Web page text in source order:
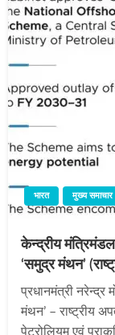
भारत मुख्य समाचार
केन्द्रीय
‘समुद्र मंथन’
प्रधानमंत्री नरेन्द्र
मंथन’ – राष्ट्रीय
पेट्रोलियम एवं